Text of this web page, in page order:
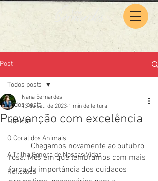
Post
Todos posts
Músicas
O Coral dos Animais
A Trilha Sonora de Nossas Vidas
Reflexões
Todos posts
Prevenção com excelência
Nana Bernardes
13 de out. de 2023 1 min de leitura
rosa. Mês em que lembramos com mais
força da importância dos cuidados